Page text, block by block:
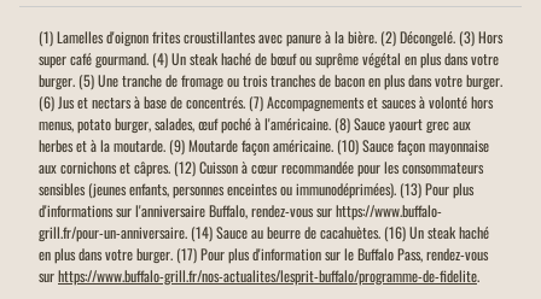
(1) Lamelles d'oignon frites croustillantes avec panure à la bière. (2) Décongelé. (3) Hors
super café gourmand. (4) Un steak haché de bœuf ou suprême végétal en plus dans votre
burger. (5) Une tranche de fromage ou trois tranches de bacon en plus dans votre burger.
(6) Jus et nectars à base de concentrés. (7) Accompagnements et sauces à volonté hors
menus, potato burger, salades, œuf poché à l'américaine. (8) Sauce yaourt grec aux
herbes et à la moutarde. (9) Moutarde façon américaine. (10) Sauce façon mayonnaise
aux cornichons et câpres. (12) Cuisson à cœur recommandée pour les consommateurs
sensibles (jeunes enfants, personnes enceintes ou immunodéprimées). (13) Pour plus
d'informations sur l'anniversaire Buffalo, rendez-vous sur https://www.buffalo-
grill.fr/pour-un-anniversaire. (14) Sauce au beurre de cacahuètes. (16) Un steak haché
en plus dans votre burger. (17) Pour plus d'information sur le Buffalo Pass, rendez-vous
surhttps://www.buffalo-grill.fr/nos-actualites/lesprit-buffalo/programme-de-fidelite.